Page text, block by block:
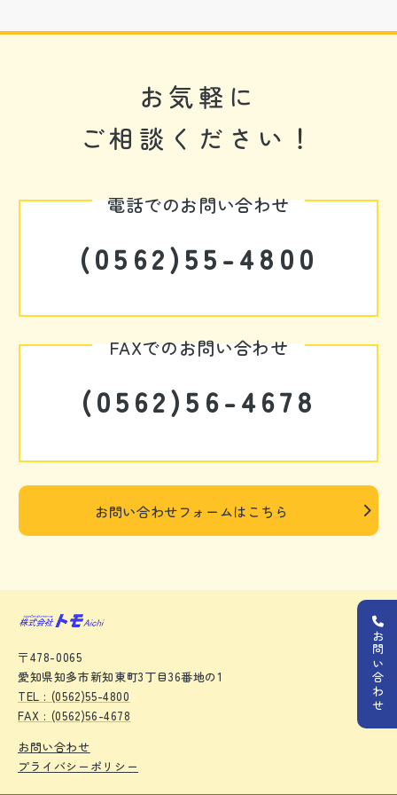
お気軽に
ご相談ください！
電話でのお問い合わせ
(0562)55-4800
FAXでのお問い合わせ
(0562)56-4678
お問い合わせフォームはこちら
お問い合わせ
〒478-0065
愛知県知多市新知東町3丁目36番地の1
TEL : (0562)55-4800
FAX : (0562)56-4678
お問い合わせ
プライバシーポリシー